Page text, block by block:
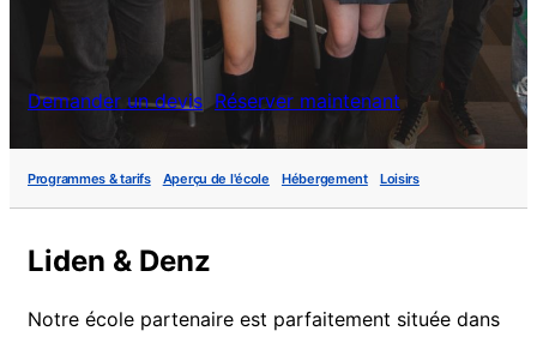
Demander un devis Réserver maintenant
Programmes & tarifs Aperçu de l'école Hébergement Loisirs
Liden & Denz
Notre école partenaire est parfaitement située dans